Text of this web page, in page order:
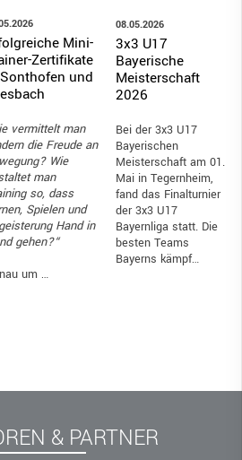
Mini-
Zertifikate
und
vermittelt man
die Freude an
Wie
man
so, dass
Spielen und
Hand in
gehen?“
um …
08.05.2026
3x3 U17
Bayerische
Meisterschaft
2026
Bei der 3x3 U17
Bayerischen
Meisterschaft am 01.
Mai in Tegernheim,
fand das Finalturnier
der 3x3 U17
Bayernliga statt. Die
besten Teams
Bayerns kämpf…
& PARTNER